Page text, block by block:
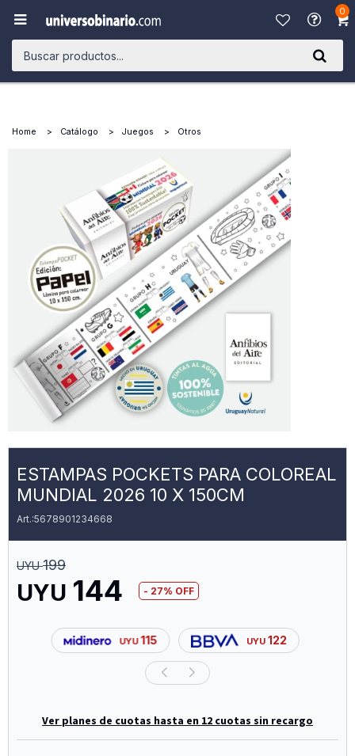
0

Home Catálogo Juegos Otros
ESTAMPAS POCKETS PARA COLOREAL
MUNDIAL 2026 10 X 150CM
5678901234668
UYU 144
UYU 199
27
UYU 115 UYU 122
Ver planes de cuotas hasta en 12 cuotas sin recargo